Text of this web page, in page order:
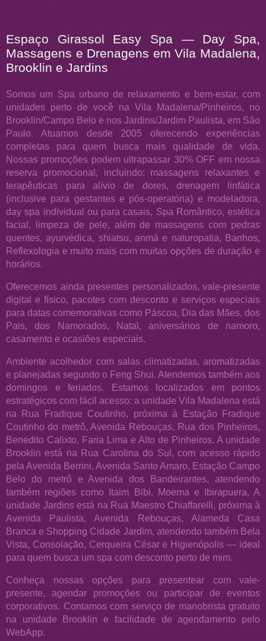
Espaço Girassol Easy Spa — Day Spa,
Massagens e Drenagens em Vila Madalena,
Brooklin e Jardins
Somos um Spa urbano de relaxamento e bem-estar, com
unidades perto de você na Vila Madalena/Pinheiros, no
Brooklin/Campo Belo e nos Jardins/Jardim Paulista, em São
Paulo. Atuamos desde 2005 oferecendo experiências
completas para quem busca mais qualidade de vida.
Nossas promoções podem ultrapassar 30% OFF em nossa
reserva promocional, incluindo: massagens relaxantes e
terapêuticas para alívio de dores, drenagem linfática
(inclusive para gestantes e pós-operatória) e modeladora,
day spa individual ou para casais, Spa Romântico, estética
facial, limpeza de pele, além de massagens com pedras
quentes, ayurvédica, shiatsu, anmá e naturopatia, Banhos,
Reflexologia e muito mais com muitas opções de duração e
horários.
Oferecemos ainda presentes personalizados, vale-presente
digital e físico, pacotes com desconto e serviços especiais
para datas comemorativas como Páscoa, Dia das Mães, dos
Pais, dos Namorados, Natal, aniversários de namoro,
casamento e ocasiões especiais.
Ambiente acolhedor com salas climatizadas, aromatizadas
e planejadas segundo o Feng Shui. Atendemos também aos
domingos e feriados. Estamos localizados em pontos
estratégicos com fácil acesso: a unidade Vila Madalena está
na Rua Fradique Coutinho, próxima à Estação Fradique
Coutinho do metrô, Avenida Rebouças, Rua dos Pinheiros,
Benedito Calixto, Faria Lima e Alto de Pinheiros. A unidade
Brooklin está na Rua Carolina do Sul, com acesso rápido
pela Avenida Berrini, Avenida Santo Amaro, Estação Campo
Belo do metrô e Avenida dos Bandeirantes, atendendo
também regiões como Itaim Bibi, Moema e Ibirapuera. A
unidade Jardins está na Rua Maestro Chiaffarelli, próxima à
Avenida Paulista, Avenida Rebouças, Alameda Casa
Branca e Shopping Cidade Jardim, atendendo também Bela
Vista, Consolação, Cerqueira César e Higienópolis — ideal
para quem busca um spa com desconto perto de mim.
Conheça nossas opções para presentear com vale-
presente, agendar promoções ou participar de eventos
corporativos. Contamos com serviço de manobrista gratuito
na unidade Brooklin e facilidade de agendamento pelo
WebApp.